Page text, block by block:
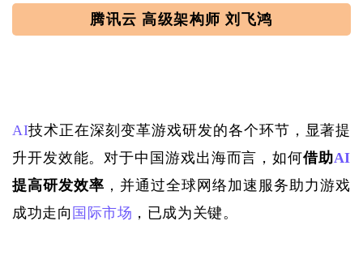
腾讯云 高级架构师 刘飞鸿
AI技术正在深刻变革游戏研发的各个环节，显著提
升开发效能。对于中国游戏出海而言，如何借助AI
提高研发效率 ，并通过全球网络加速服务助力游戏
成功走向 国际市场 ，已成为关键。